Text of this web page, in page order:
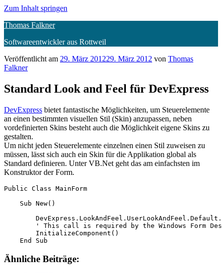
Zum Inhalt springen
Thomas Falkner
Softwareentwickler aus Rottweil
Veröffentlicht am 29. März 201229. März 2012 von Thomas
Falkner
Standard Look and Feel für DevExpress
DevExpress bietet fantastische Möglichkeiten, um Steuerelemente
an einen bestimmten visuellen Stil (Skin) anzupassen, neben
vordefinierten Skins besteht auch die Möglichkeit eigene Skins zu
gestalten.
Um nicht jeden Steuerelemente einzelnen einen Stil zuweisen zu
müssen, lässt sich auch ein Skin für die Applikation global als
Standard definieren. Unter VB.Net geht das am einfachsten im
Konstruktor der Form.
Public Class MainForm
    Sub New()
' This call is required by the Windows Form
        InitializeComponent()
Ähnliche Beiträge: